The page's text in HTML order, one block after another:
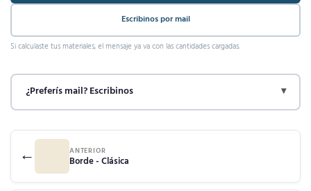
¿Preferís mail? Escribinos ▾
Escribinos por mail
Si calculaste tus materiales, el mensaje ya va con las cantidades cargadas.
← ANTERIOR
Borde - Clásica